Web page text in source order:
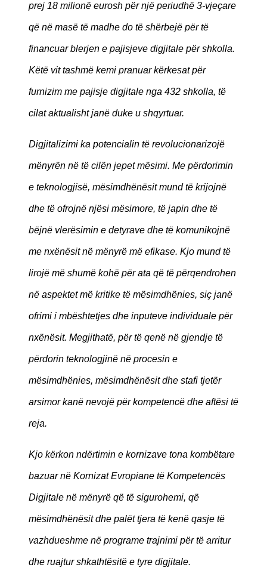
prej 18 milionë eurosh për një periudhë 3-vjeçare
që në masë të madhe do të shërbejë për të
financuar blerjen e pajisjeve digjitale për shkolla.
Këtë vit tashmë kemi pranuar kërkesat për
furnizim me pajisje digjitale nga 432 shkolla, të
cilat aktualisht janë duke u shqyrtuar.
Digjitalizimi ka potencialin të revolucionarizojë
mënyrën në të cilën jepet mësimi. Me përdorimin
e teknologjisë, mësimdhënësit mund të krijojnë
dhe të ofrojnë njësi mësimore, të japin dhe të
bëjnë vlerësimin e detyrave dhe të komunikojnë
me nxënësit në mënyrë më efikase. Kjo mund të
lirojë më shumë kohë për ata që të përqendrohen
në aspektet më kritike të mësimdhënies, siç janë
ofrimi i mbështetjes dhe inputeve individuale për
nxënësit. Megjithatë, për të qenë në gjendje të
përdorin teknologjinë në procesin e
mësimdhënies, mësimdhënësit dhe stafi tjetër
arsimor kanë nevojë për kompetencë dhe aftësi të
reja.
Kjo kërkon ndërtimin e kornizave tona kombëtare
bazuar në Kornizat Evropiane të Kompetencës
Digjitale në mënyrë që të sigurohemi, që
mësimdhënësit dhe palët tjera të kenë qasje të
vazhdueshme në programe trajnimi për të arritur
dhe ruajtur shkathtësitë e tyre digjitale.